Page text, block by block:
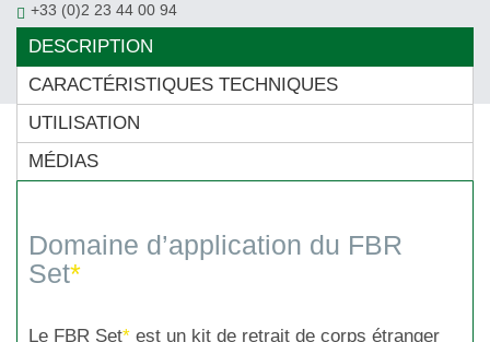
+33 (0)2 23 44 00 94
contact@ovesco.fr
DESCRIPTION
CARACTÉRISTIQUES TECHNIQUES
UTILISATION
MÉDIAS
Domaine d’application du FBR
Set*
Le FBR Set* est un kit de retrait de corps étranger